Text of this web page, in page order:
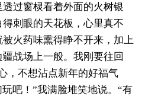
过窗棂看着外面的火树银
刺眼的天花板，心里真不
火药味熏得睁不开来，加上
战场上一般。我刚要往回
，不想沾点新年的好福气
吧！”我满脸堆笑地说。“有